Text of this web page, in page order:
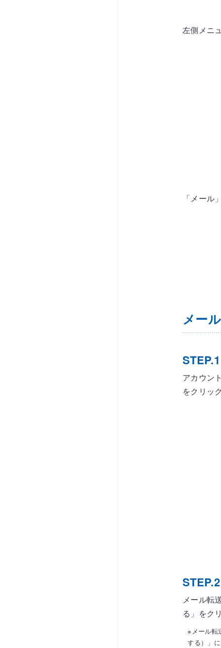
左側メニ
「メール
メー
STEP.1
アカウン
をクリッ
STEP.2
メール転
る」をク
※メール転
する）」